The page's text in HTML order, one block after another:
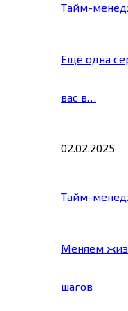
Тайм-
Ещё одна
вас в…
02.02.2025
Тайм-
Меняем
шагов